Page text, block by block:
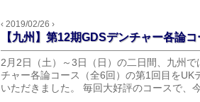
‹ 2019/02/26 ›
【九州】第12期GDSデンチャー各論
2月2日（土）～3日（日）の二日間、九州
チャー各論コース（全6回）の第1回目をUK
いただきました。 毎回大好評のコースで、